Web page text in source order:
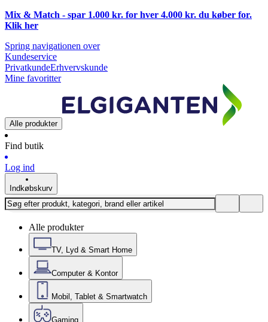
Mix & Match - spar 1.000 kr. for hver 4.000 kr. du køber for.
Klik her
Spring navigationen over
Kundeservice
PrivatkundeErhvervskunde
Mine favoritter
Alle produkter
Find butik
Log ind
Indkøbskurv
Alle produkter
TV, Lyd & Smart Home
Computer & Kontor
Mobil, Tablet & Smartwatch
Gaming